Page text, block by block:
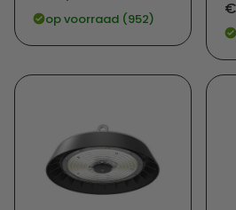
op voorraad (952)